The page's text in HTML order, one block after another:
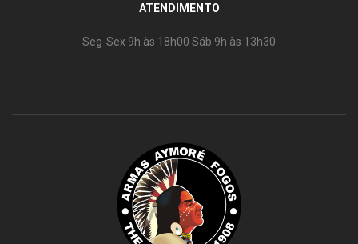
ATENDIMENTO
Seg-Sex 9h às 18h00 Sáb 9h às 13h30